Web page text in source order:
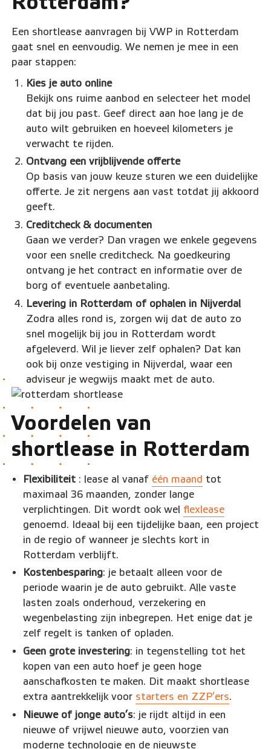
Een shortlease aanvragen bij VWP in Rotterdam
gaat snel en eenvoudig. We nemen je mee in een
paar stappen:
Kies je auto online
Bekijk ons ruime aanbod en selecteer het model
dat bij jou past. Geef direct aan hoe lang je de
auto wilt gebruiken en hoeveel kilometers je
verwacht te rijden.
Ontvang een vrijblijvende offerte
Op basis van jouw keuze sturen we een duidelijke
offerte. Je zit nergens aan vast totdat jij akkoord
geeft.
Creditcheck & documenten
Gaan we verder? Dan vragen we enkele gegevens
voor een snelle creditcheck. Na goedkeuring
ontvang je het contract en informatie over de
borg of eventuele aanbetaling.
Levering in Rotterdam of ophalen in Nijverdal
Zodra alles rond is, zorgen wij dat de auto zo
snel mogelijk bij jou in Rotterdam wordt
afgeleverd. Wil je liever zelf ophalen? Dat kan
ook bij onze vestiging in Nijverdal, waar een
adviseur je wegwijs maakt met de auto.
Voordelen van
shortlease in Rotterdam
Flexibiliteit : lease al vanaf één maand tot
maximaal 36 maanden, zonder lange
verplichtingen. Dit wordt ook wel flexlease
genoemd. Ideaal bij een tijdelijke baan, een project
in de regio of wanneer je slechts kort in
Rotterdam verblijft.
Kostenbesparing: je betaalt alleen voor de
periode waarin je de auto gebruikt. Alle vaste
lasten zoals onderhoud, verzekering en
wegenbelasting zijn inbegrepen. Het enige dat je
zelf regelt is tanken of opladen.
Geen grote investering: in tegenstelling tot het
kopen van een auto hoef je geen hoge
aanschafkosten te maken. Dit maakt shortlease
extra aantrekkelijk voor starters en ZZP’ers.
Nieuwe of jonge auto’s: je rijdt altijd in een
nieuwe of vrijwel nieuwe auto, voorzien van
moderne technologie en de nieuwste